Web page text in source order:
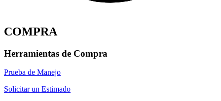
COMPRA
Herramientas de Compra
Prueba de Manejo
Solicitar un Estimado